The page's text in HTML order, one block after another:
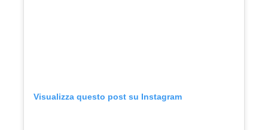
Visualizza questo post su Instagram